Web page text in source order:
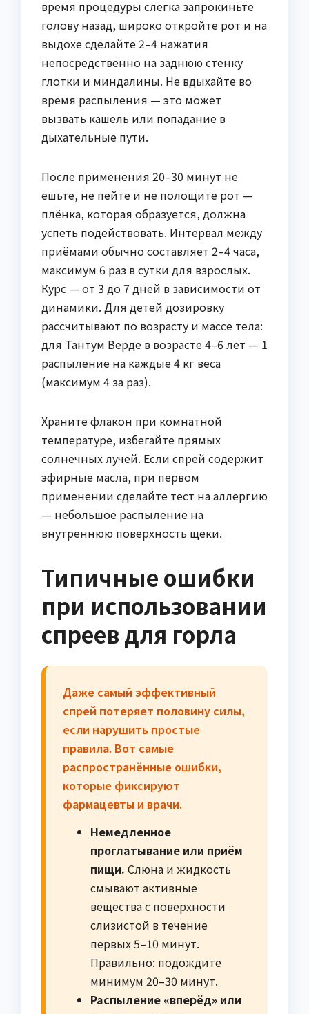
время процедуры слегка запрокиньте
голову назад, широко откройте рот и на
выдохе сделайте 2–4 нажатия
непосредственно на заднюю стенку
глотки и миндалины. Не вдыхайте во
время распыления — это может
вызвать кашель или попадание в
дыхательные пути.
После применения 20–30 минут не
ешьте, не пейте и не полощите рот —
плёнка, которая образуется, должна
успеть подействовать. Интервал между
приёмами обычно составляет 2–4 часа,
максимум 6 раз в сутки для взрослых.
Курс — от 3 до 7 дней в зависимости от
динамики. Для детей дозировку
рассчитывают по возрасту и массе тела:
для Тантум Верде в возрасте 4–6 лет — 1
распыление на каждые 4 кг веса
(максимум 4 за раз).
Храните флакон при комнатной
температуре, избегайте прямых
солнечных лучей. Если спрей содержит
эфирные масла, при первом
применении сделайте тест на аллергию
— небольшое распыление на
внутреннюю поверхность щеки.
Типичные ошибки
при использовании
спреев для горла
Даже самый эффективный
спрей потеряет половину силы,
если нарушить простые
правила. Вот самые
распространённые ошибки,
которые фиксируют
фармацевты и врачи.
Немедленное
проглатывание или приём
пищи. Слюна и жидкость
смывают активные
вещества с поверхности
слизистой в течение
первых 5–10 минут.
Правильно: подождите
минимум 20–30 минут.
Распыление «вперёд» или